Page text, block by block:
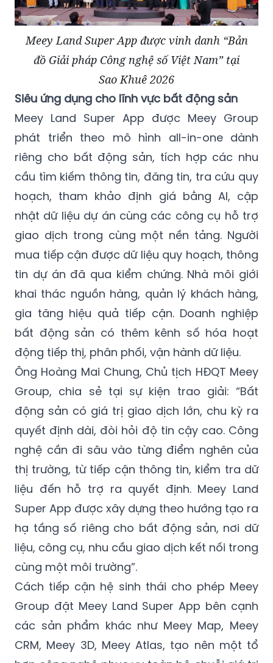
Meey Land Super App được vinh danh “Bản
đồ Giải pháp Công nghệ số Việt Nam” tại
Sao Khuê 2026
Siêu ứng dụng cho lĩnh vực bất động sản
Meey Land Super App được Meey Group
phát triển theo mô hình all-in-one dành
riêng cho bất động sản, tích hợp các nhu
cầu tìm kiếm thông tin, đăng tin, tra cứu quy
hoạch, tham khảo định giá bằng AI, cập
nhật dữ liệu dự án cùng các công cụ hỗ trợ
giao dịch trong cùng một nền tảng. Người
mua tiếp cận được dữ liệu quy hoạch, thông
tin dự án đã qua kiểm chứng. Nhà môi giới
khai thác nguồn hàng, quản lý khách hàng,
gia tăng hiệu quả tiếp cận. Doanh nghiệp
bất động sản có thêm kênh số hóa hoạt
động tiếp thị, phân phối, vận hành dữ liệu.
Ông Hoàng Mai Chung, Chủ tịch HĐQT Meey
Group, chia sẻ tại sự kiện trao giải: “Bất
động sản có giá trị giao dịch lớn, chu kỳ ra
quyết định dài, đòi hỏi độ tin cậy cao. Công
nghệ cần đi sâu vào từng điểm nghẽn của
thị trường, từ tiếp cận thông tin, kiểm tra dữ
liệu đến hỗ trợ ra quyết định. Meey Land
Super App được xây dựng theo hướng tạo ra
hạ tầng số riêng cho bất động sản, nơi dữ
liệu, công cụ, nhu cầu giao dịch kết nối trong
cùng một môi trường”.
Cách tiếp cận hệ sinh thái cho phép Meey
Group đặt Meey Land Super App bên cạnh
các sản phẩm khác như Meey Map, Meey
CRM, Meey 3D, Meey Atlas, tạo nên một tổ
hợp công nghệ phục vụ toàn bộ chuỗi giá trị
bất động sản. Trước đó, Meey Land được